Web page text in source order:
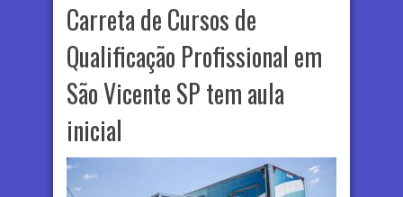
Carreta de Cursos de
Qualificação Profissional em
São Vicente SP tem aula
inicial